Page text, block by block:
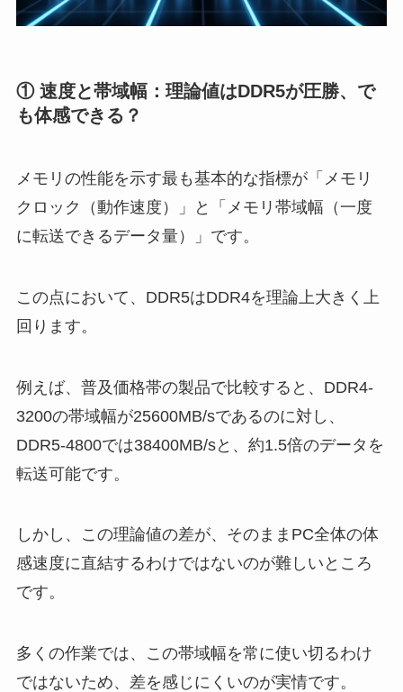
① 速度と帯域幅：理論値はDDR5が圧勝、で
も体感できる？
メモリの性能を示す最も基本的な指標が「メモリ
クロック（動作速度）」と「メモリ帯域幅（一度
に転送できるデータ量）」です。
この点において、DDR5はDDR4を理論上大きく上
回ります。
例えば、普及価格帯の製品で比較すると、DDR4-
3200の帯域幅が25600MB/sであるのに対し、
DDR5-4800では38400MB/sと、約1.5倍のデータを
転送可能です。
しかし、この理論値の差が、そのままPC全体の体
感速度に直結するわけではないのが難しいところ
です。
多くの作業では、この帯域幅を常に使い切るわけ
ではないため、差を感じにくいのが実情です。